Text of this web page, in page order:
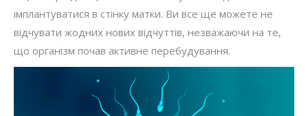
імплантуватися в стінку матки. Ви все ще можете не
відчувати жодних нових відчуттів, незважаючи на те,
що організм почав активне перебудування.